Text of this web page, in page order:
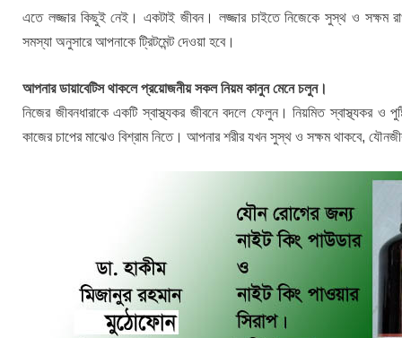
এতে লজ্জার কিছুই নেই। একটাই জীবন। লজ্জার চাইতে নিজেকে সুস্থ ও সক্ষম
সমস্যা অনুসারে আপনাকে ট্রিটমেন্ট দেওয়া হবে।
আপনার ডায়াবেটিস থাকলে প্রয়োজনীয় সকল নিয়ম কানুন মেনে চলুন।
নিজের জীবনধারাকে একটি স্বাস্থ্যকর জীবনে বদলে ফেলুন। নিয়মিত স্বাস্থ্যকর ও
কাজের চাপের মাঝেও বিশ্রাম নিতে। আপনার শরীর যখন সুস্থ ও সক্ষম থাকবে,